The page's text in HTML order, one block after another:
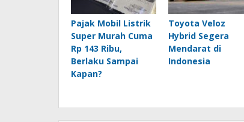
Pajak Mobil Listrik
Super Murah Cuma
Rp 143 Ribu,
Berlaku Sampai
Kapan?
Toyota Veloz
Hybrid Segera
Mendarat di
Indonesia